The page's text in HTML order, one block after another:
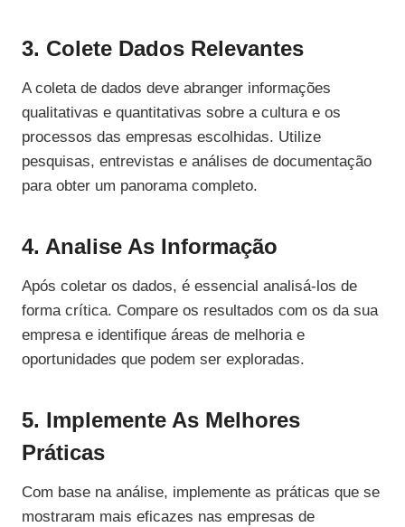
3. Colete Dados Relevantes
A coleta de dados deve abranger informações
qualitativas e quantitativas sobre a cultura e os
processos das empresas escolhidas. Utilize
pesquisas, entrevistas e análises de documentação
para obter um panorama completo.
4. Analise As Informação
Após coletar os dados, é essencial analisá-los de
forma crítica. Compare os resultados com os da sua
empresa e identifique áreas de melhoria e
oportunidades que podem ser exploradas.
5. Implemente As Melhores
Práticas
Com base na análise, implemente as práticas que se
mostraram mais eficazes nas empresas de